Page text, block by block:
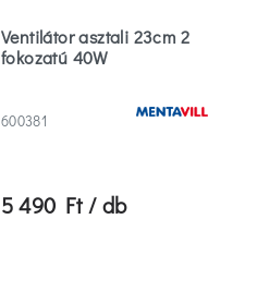
Ventilátor asztali 23cm 2
fokozatú 40W
600381
5 490 Ft / db